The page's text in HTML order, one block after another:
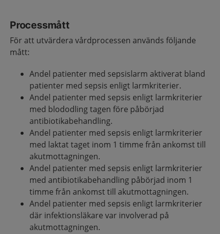
Processmått
För att utvärdera vårdprocessen används följande
mått:
Andel patienter med sepsislarm aktiverat bland
patienter med sepsis enligt larmkriterier.
Andel patienter med sepsis enligt larmkriterier
med blododling tagen före påbörjad
antibiotikabehandling.
Andel patienter med sepsis enligt larmkriterier
med laktat taget inom 1 timme från ankomst till
akutmottagningen.
Andel patienter med sepsis enligt larmkriterier
med antibiotikabehandling påbörjad inom 1
timme från ankomst till akutmottagningen.
Andel patienter med sepsis enligt larmkriterier
där infektionsläkare var involverad på
akutmottagningen.